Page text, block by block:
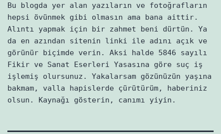
Bu blogda yer alan yazıların ve fotoğrafların
hepsi övünmek gibi olmasın ama bana aittir.
Alıntı yapmak için bir zahmet beni dürtün. Ya
da en azından sitenin linki ile adını açık ve
görünür biçimde verin. Aksi halde 5846 sayılı
Fikir ve Sanat Eserleri Yasasına göre suç iş
işlemiş olursunuz. Yakalarsam gözünüzün yaşına
bakmam, valla hapislerde çürütürüm, haberiniz
olsun. Kaynağı gösterin, canımı yiyin.